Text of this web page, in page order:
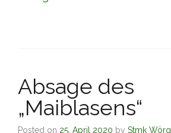
Absage des
„Maiblasens“
Posted on 25. April 2020 by Stmk Wörgl